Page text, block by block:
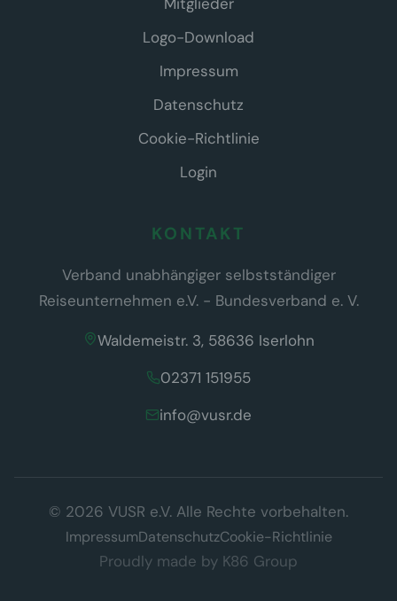
Logo-Download
Impressum
Datenschutz
Cookie-Richtlinie
Login
KONTAKT
Verband unabhängiger selbstständiger
Reiseunternehmen e.V. - Bundesverband e. V.
Waldemeistr. 3, 58636 Iserlohn
02371 151955
info@vusr.de
© 2026 VUSR e.V. Alle Rechte vorbehalten.
ImpressumDatenschutzCookie-Richtlinie
Proudly made by K86 Group
Diese Website verwendet ausschließlich technisch notwendige
TDDDG). Es werden keine Tracking- oder Marketing-Cookies
eingesetzt.Datenschutzerklärung